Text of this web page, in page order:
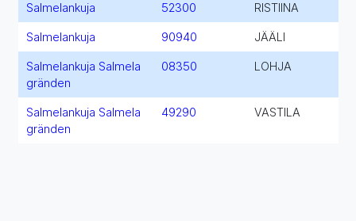
Salmelankuja 52300 RISTIINA
Salmelankuja 90940 JÄÄLI
Salmelankuja Salmela
gränden
08350 LOHJA
Salmelankuja Salmela
gränden
49290 VASTILA